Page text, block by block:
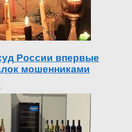
России впервые
мошенниками